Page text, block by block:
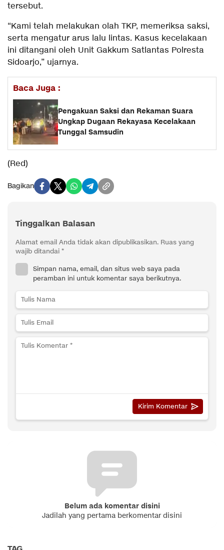
tersebut.
“Kami telah melakukan olah TKP, memeriksa saksi,
serta mengatur arus lalu lintas. Kasus kecelakaan
ini ditangani oleh Unit Gakkum Satlantas Polresta
Sidoarjo,” ujarnya.
Baca Juga :
Pengakuan Saksi dan Rekaman Suara
Ungkap Dugaan Rekayasa Kecelakaan
Tunggal Samsudin
(Red)
Bagikan
Tinggalkan Balasan
Alamat email Anda tidak akan dipublikasikan. Ruas yang
wajib ditandai *
Simpan nama, email, dan situs web saya pada
peramban ini untuk komentar saya berikutnya.
Belum ada komentar disini
Jadilah yang pertama berkomentar disini